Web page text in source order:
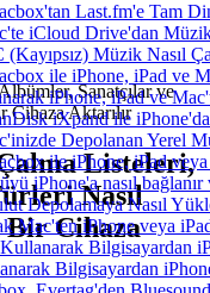
Last.fm'e Tam
iCloud Drive'dan
Müzik Nasıl
ile iPhone, iPad ve
iPhone, iPad ve
iXpand ile
Depolanan Yerel
ile iPhone, iPad
iPhone'a nasıl
Depolamaya Nasıl
Mac'ten iPhone veya
Bilgisayardan
Bilgisayardan
Sanatçılar ve
Aktarılır
Listeleri,
Nasıl
Bir Cihaza